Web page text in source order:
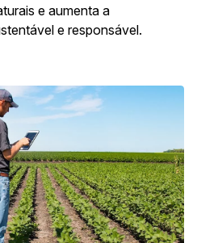
e aumenta a
e responsável.